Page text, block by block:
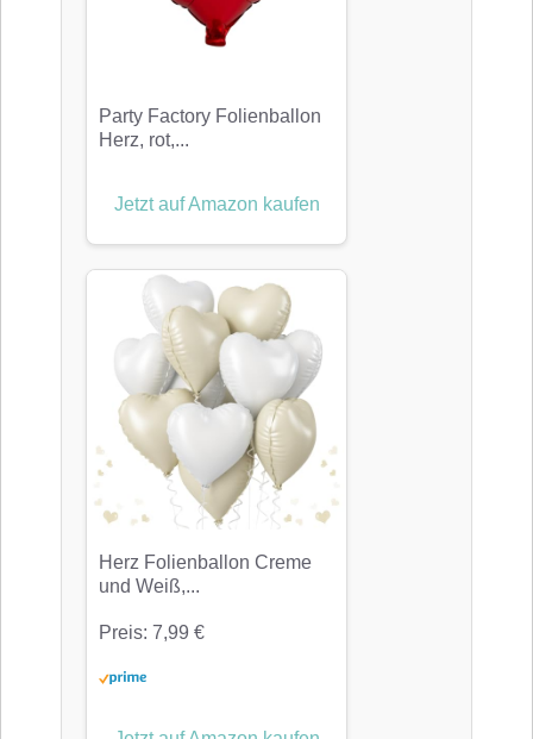
Party Factory Folienballon
Herz, rot,...
Jetzt auf Amazon kaufen
Herz Folienballon Creme
und Weiß,...
Preis: 7,99 €